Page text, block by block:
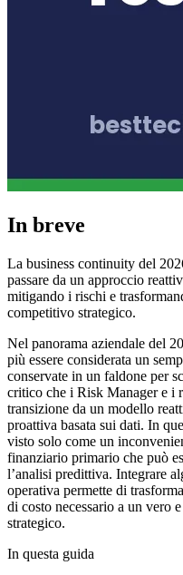
In breve
La business continuity del
passare da un approccio
mitigando i rischi e
competitivo strategico.
Nel panorama aziendale del
più essere considerata un
conservate in un faldone per
critico che i Risk Manager e i
transizione da un modello
proattiva basata sui dati. In
visto solo come un
finanziario primario che può
l’analisi predittiva. Integrare
operativa permette di
di costo necessario a un vero
strategico.
In questa guida